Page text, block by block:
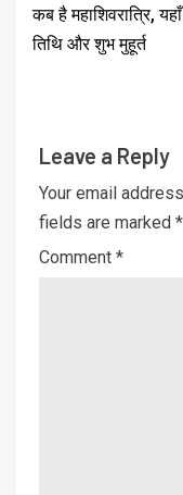
कब है महाशिवरात्रि,
तिथि और शुभ मुहूर्त
Leave a Reply
Your email
fields are marked *
Comment *